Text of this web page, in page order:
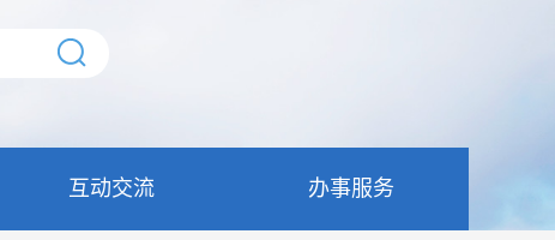
互动交流 办事服务